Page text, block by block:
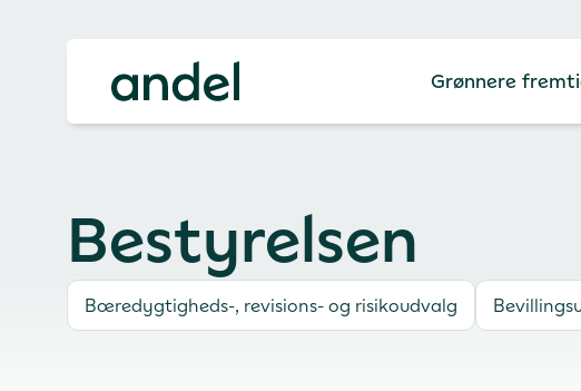
Grønnere
Bestyrelsen
Bæredygtigheds-, revisions- og risikoudvalg